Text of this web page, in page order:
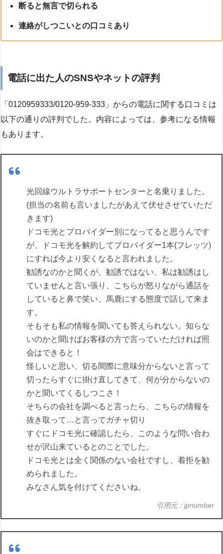
断ると無言で切られる
連絡がしつこいとの口コミあり
電話に出た人のSNSやネットの評判
「0120959333/0120-959-333」からの電話に関する口コミは
以下の通りの評判でした。内容によっては、参考になる情報
もあります。
光回線ウルトラサポートセンターと名乗りました。
(担当の名前も言いましたがあえて伏せさせていただ
きます)
ドコモ光とプロバイダー別になってると思うんです
が、ドコモ光を解約してプロバイダー1本(フレッツ)
にすれば今より安くなると言われました。
勧誘なのかと聞くが、勧誘ではない、私は勧誘はし
ていませんと言い張り、こちらが怒りながら通話を
していると鼻で笑い、馬鹿にする態度で話して来ま
す。
そもそも私の情報を聞いても答えられない。知らな
いのかと聞けばお客様の方で言っていただければ照
会はできると！
怪しいと思い、切る間際に意味分からないと言って
切ったらすぐに掛け直してきて、何が分からないの
かと聞いてくるしつこさ！
そちらの会社を調べると言ったら、こちらの情報を
抜き取って…と言ってガチャ切り
すぐにドコモ光に確認したら、このような問い合わ
せが沢山来ているとのことでした。
ドコモ光とは全く関係のない会社ですし、着拒を勧
められました。
みなさん気を付けてくださいね。
引用元：jpnumber